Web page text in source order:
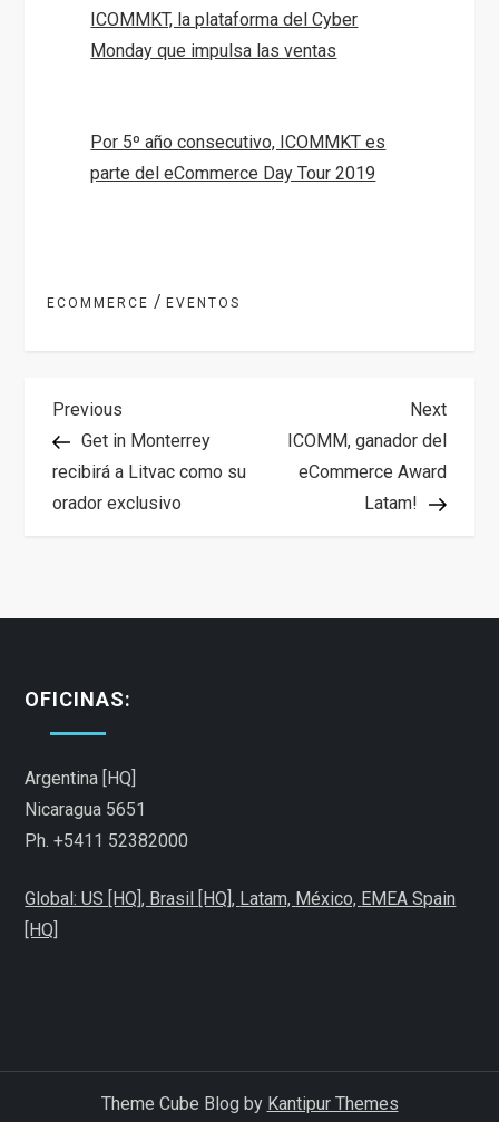
ICOMMKT, la plataforma del Cyber
Monday que impulsa las ventas
Por 5º año consecutivo, ICOMMKT es
parte del eCommerce Day Tour 2019
ECOMMERCE /EVENTOS
N
a
v
g
a
c
i
ó
n
d
Previous
Post
Previous
Get in Monterrey
recibirá a Litvac como su
orador exclusivo
Next
Post
Next
ICOMM, ganador del
eCommerce Award
Latam!
OFICINAS:
Argentina [HQ]
Nicaragua 5651
Ph. +5411 52382000
Global: US [HQ], Brasil [HQ], Latam, México, EMEA Spain
[HQ]
Theme Cube Blog by Kantipur Themes